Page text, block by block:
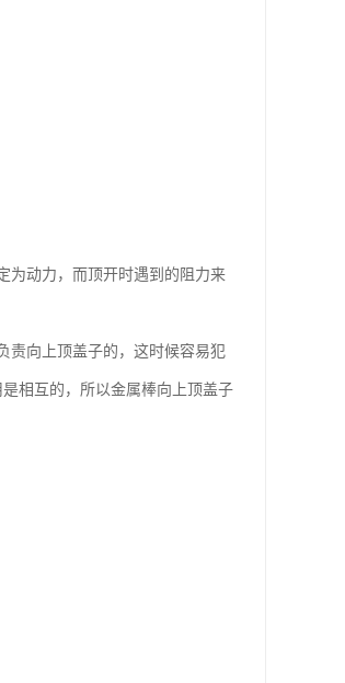
为动力，而顶开时遇到的阻力来
责向上顶盖子的，这时候容易犯
相互的，所以金属棒向上顶盖子